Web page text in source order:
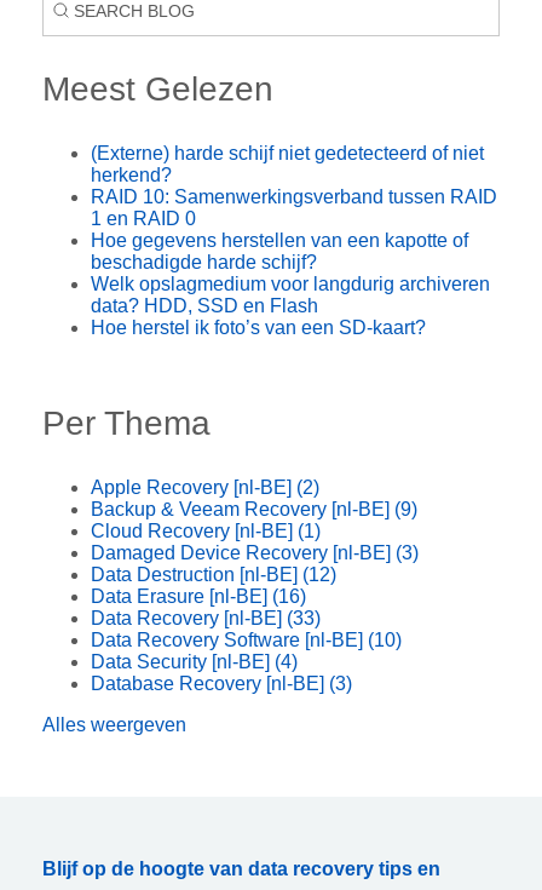
Meest Gelezen
(Externe) harde schijf niet gedetecteerd of niet
herkend?
RAID 10: Samenwerkingsverband tussen RAID
1 en RAID 0
Hoe gegevens herstellen van een kapotte of
beschadigde harde schijf?
Welk opslagmedium voor langdurig archiveren
data? HDD, SSD en Flash
Hoe herstel ik foto’s van een SD-kaart?
Per Thema
Apple Recovery [nl-BE] (2)
Backup & Veeam Recovery [nl-BE] (9)
Cloud Recovery [nl-BE] (1)
Damaged Device Recovery [nl-BE] (3)
Data Destruction [nl-BE] (12)
Data Erasure [nl-BE] (16)
Data Recovery [nl-BE] (33)
Data Recovery Software [nl-BE] (10)
Data Security [nl-BE] (4)
Database Recovery [nl-BE] (3)
Alles weergeven
Blijf op de hoogte van data recovery tips en